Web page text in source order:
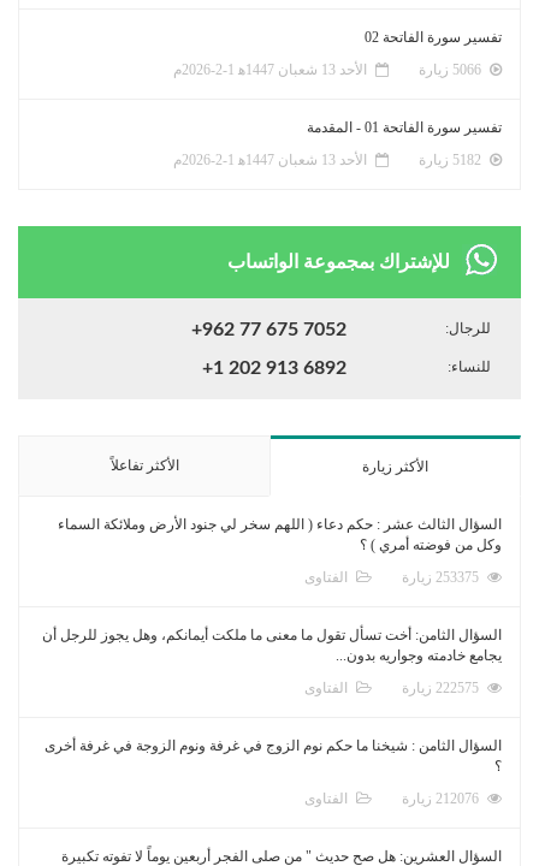
تفسير سورة الفاتحة 02
الأحد 13 شعبان 1447ﻫ 1-2-2026م
تفسير سورة الفاتحة 01 - المقدمة
الأحد 13 شعبان 1447ﻫ 1-2-2026م
للإشتراك بمجموعة الواتساب
للرجال: +962 77 675 7052
للنساء: +1 202 913 6892
الأكثر زيارة الأكثر تفاعلاً
السؤال الثالث عشر : حكم دعاء ( اللهم سخر لي جنود الأرض وملائكة السماء
وكل من فوضته أمري ) ؟
الفتاوى
السؤال الثامن: أخت تسأل تقول ما معنى ما ملكت أيمانكم، وهل يجوز للرجل أن
يجامع خادمته وجواريه بدون...
الفتاوى
السؤال الثامن : شيخنا ما حكم نوم الزوج في غرفة ونوم الزوجة في غرفة أخرى
؟
الفتاوى
السؤال العشرين: هل صح حديث " من صلى الفجر أربعين يوماً لا تفوته تكبيرة